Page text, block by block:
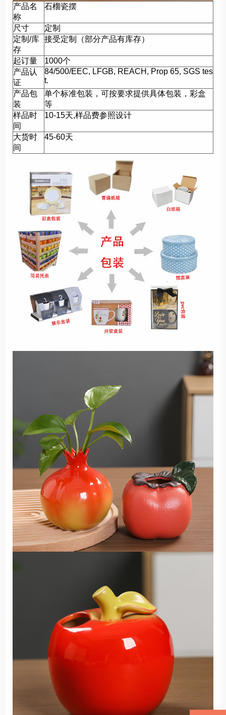
产品名
称
石榴瓷摆
尺寸
定制
定制/库
存
接受定制（部分产品有库存）
起订量
1000个
产品认
证
84/500/EEC, LFGB, REACH, Prop 65, SGS tes
t.
产品包
装
单个标准包装，可按要求提供具体包装，彩盒
等
样品时
间
10-15天,样品费参照设计
大货时
间
45-60天